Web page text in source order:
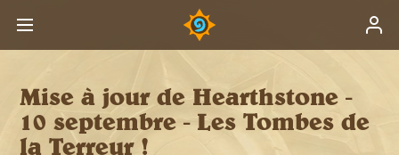
Mise à jour de Hearthstone -
10 septembre - Les Tombes de
la Terreur !